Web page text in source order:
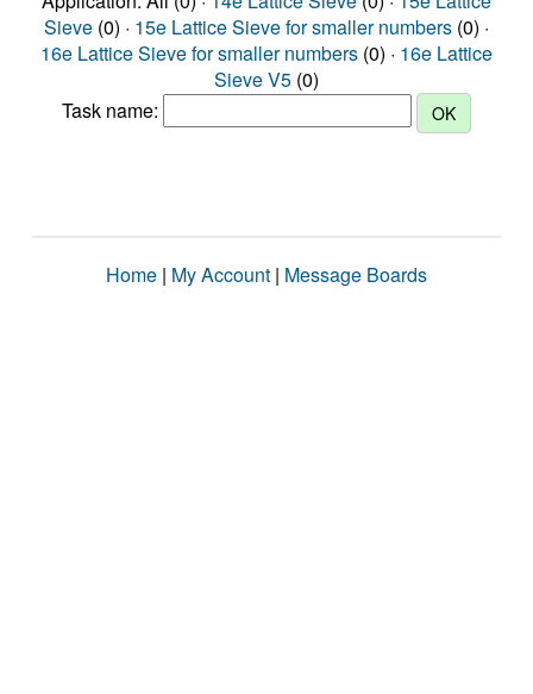
Sieve (0) · 15e Lattice Sieve for smaller numbers (0) ·
16e Lattice Sieve for smaller numbers (0) · 16e Lattice
Sieve V5 (0)
Task name:
Home | My Account | Message Boards